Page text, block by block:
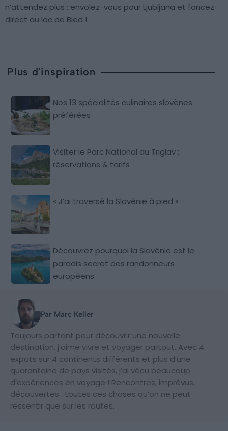
n’attendez plus : envolez-vous pour Ljubljana et foncez
direct au lac de Bled !
Plus d'inspiration
Nos 13 spécialités culinaires slovènes
préférées
Visiter le Parc National du Triglav :
réservations & tarifs
« J’ai traversé la Slovénie à pied »
Découvrez pourquoi la Slovénie est le
paradis secret des randonneurs
européens
Par Marc Keller
Toujours partant pour découvrir une nouvelle
destination, j’aime vivre et voyager partout. Avec 4
expats sur 4 continents différents et plus d’une
quarantaine de pays visités, j’ai vécu beaucoup
d’expériences en voyage ! Rencontres, imprévus,
découvertes : toutes ces choses qu’on ne peut
ressentir que sur les routes.